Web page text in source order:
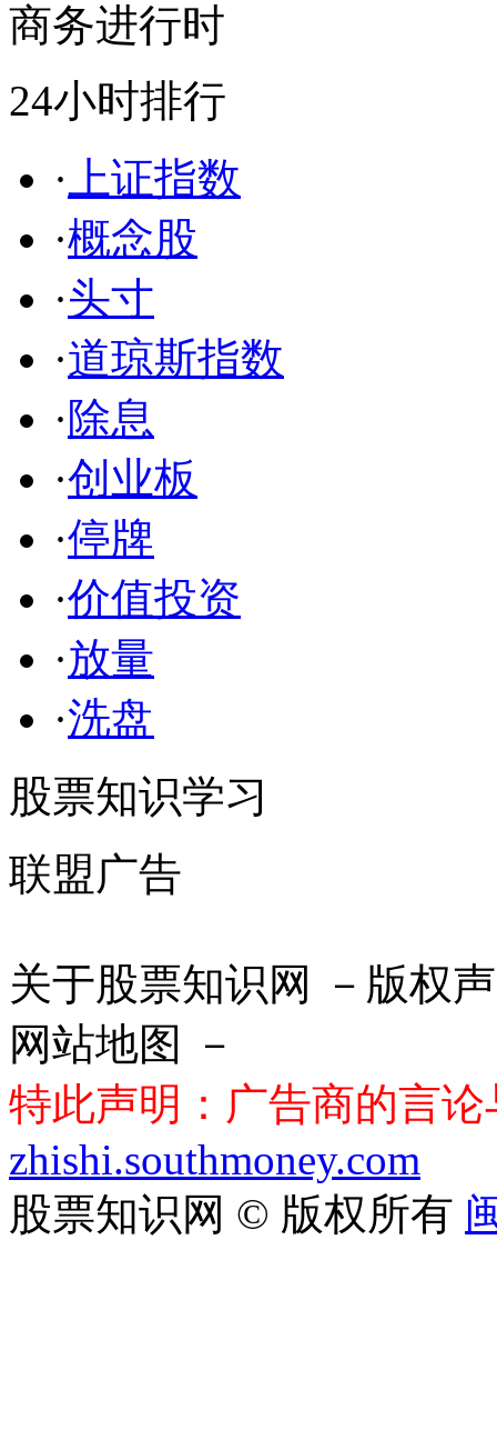
商务进行时
24小时排行
· 上证指数
·概念股
·头寸
·道琼斯指数
·除息
·创业板
·停牌
·价值投资
·放量
·洗盘
股票知识学习
联盟广告
关于股票知识网 －版权
网站地图 －
特此声明：广告商的言
zhishi.southmoney.com
股票知识网 © 版权所有